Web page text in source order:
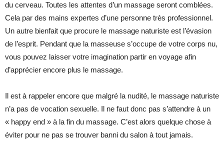
du cerveau. Toutes les attentes d’un massage seront comblées.
Cela par des mains expertes d’une personne très professionnel.
Un autre bienfait que procure le massage naturiste est l’évasion
de l’esprit. Pendant que la masseuse s’occupe de votre corps nu,
vous pouvez laisser votre imagination partir en voyage afin
d’apprécier encore plus le massage.
Il est à rappeler encore que malgré la nudité, le massage naturiste
n’a pas de vocation sexuelle. Il ne faut donc pas s’attendre à un
« happy end » à la fin du massage. C’est alors quelque chose à
éviter pour ne pas se trouver banni du salon à tout jamais.